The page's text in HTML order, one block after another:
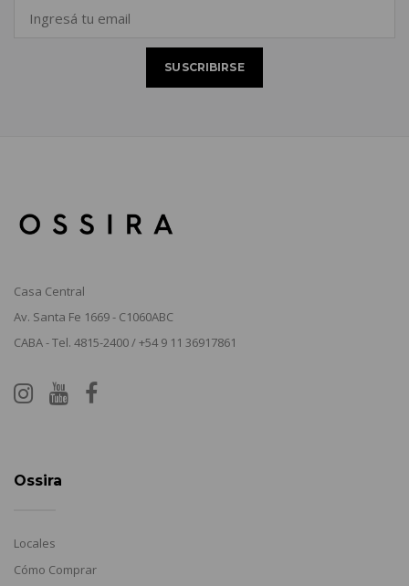
Casa Central
Av. Santa Fe 1669 - C1060ABC
CABA - Tel. 4815-2400 / +54 9 11 36917861
Ossira
Locales
Cómo Comprar